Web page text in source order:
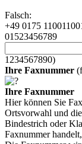
Falsch:
+49 0175
01523456789
1234567890)
Ihre Faxnummer
Ihre Faxnummer
Hier können Sie
Ortsvorwahl und
Bindestrich oder
Faxnummer